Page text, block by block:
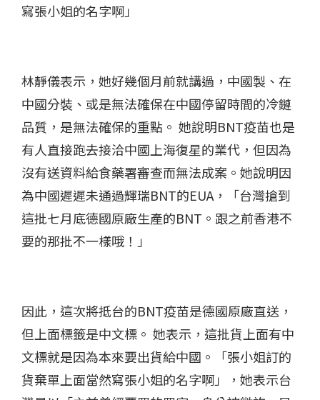
寫張小姐的名字啊」
林靜儀表示，她好幾個月前就講過，中國製、在
中國分裝、或是無法確保在中國停留時間的冷鏈
品質，是無法確保的重點。 她說明BNT疫苗也是
有人直接跑去接洽中國上海復星的業代，但因為
沒有送資料給食藥署審查而無法成案。她說明因
為中國遲遲未通過輝瑞BNT的EUA ，「台灣搶到
這批七月底德國原廠生產的BNT 。跟之前香港不
要的那批不一樣哦！」
因此，這次將抵台的BNT疫苗是德國原廠直送，
但上面標籤是中文標。 她表示，這批貨上面有中
文標就是因為本來要出貨給中國。「張小姐訂的
貨棄單上面當然寫張小姐的名字啊」，她表示台